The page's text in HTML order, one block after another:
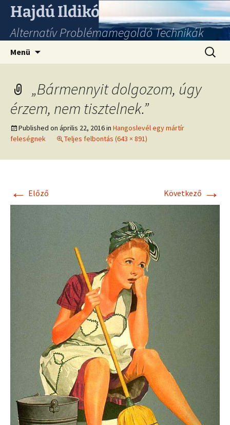
Hajdú Ildikó
Alternatív Problémamegoldó Technikák
Menü
„Bármennyit dolgozom, úgy
érzem, nem tisztelnek.”
Published on április 22, 2016in Hangoslevél egy mártír
feleségnek
Teljes felbontás (643 × 891)
← Előző Következő →